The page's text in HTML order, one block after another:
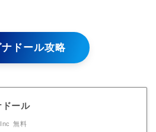
ナドール攻略
ドール
無料